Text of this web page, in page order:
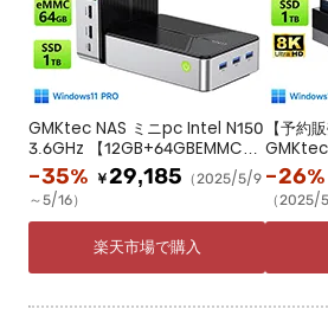
GMKtec NAS ミニpc Intel N150
3.6GHz 【12GB+64GBEMMC+1
TB】 mini pc NAS LPDDR5 12G
B SSD 1TB 4K三画面出力 WIFI6
2.5GLAN*2 静音冷却設計 デュア
ルOS対応
-35% ￥29,185 （2025/5/9
～5/16）
楽天市場で購入
【予約
AI Max+
最大
GB
Fi7 8K 4
-26%
（2025/